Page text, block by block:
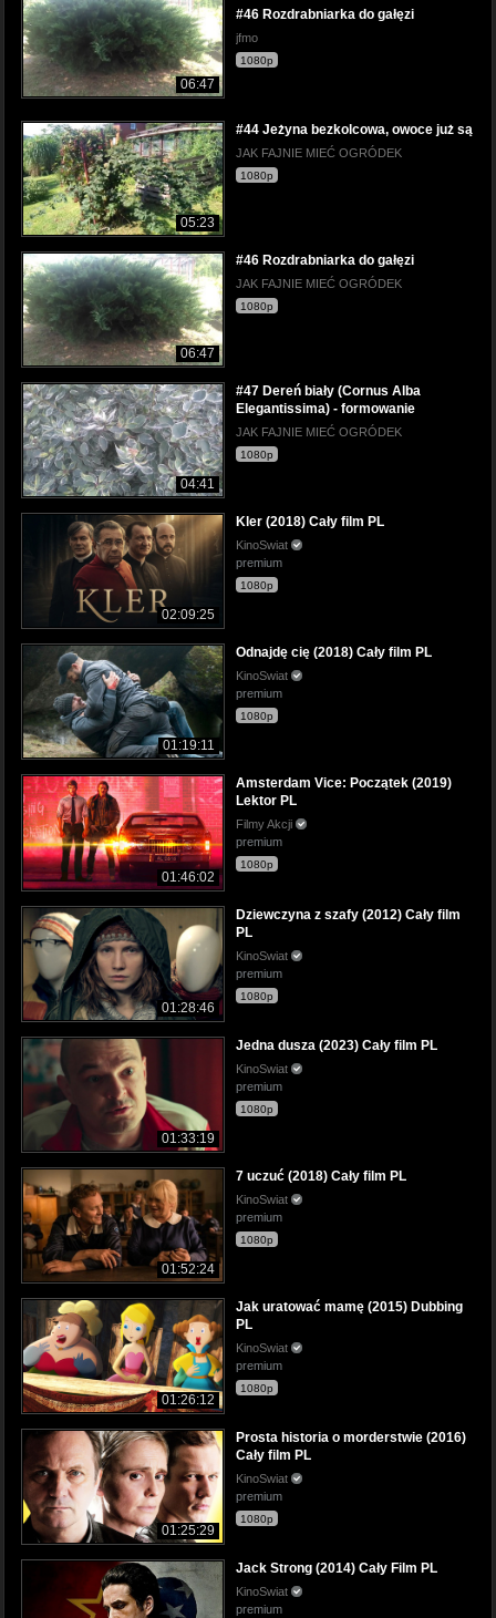
06:47
#46 Rozdrabniarka do gałęzi
jfmo
1080p
05:23
#44 Jeżyna bezkolcowa, owoce już są
JAK FAJNIE MIEĆ OGRÓDEK
1080p
06:47
#46 Rozdrabniarka do gałęzi
JAK FAJNIE MIEĆ OGRÓDEK
1080p
04:41
#47 Dereń biały (Cornus Alba
Elegantissima) - formowanie
JAK FAJNIE MIEĆ OGRÓDEK
1080p
02:09:25
Kler (2018) Cały film PL
KinoSwiat
premium
1080p
01:19:11
Odnajdę cię (2018) Cały film PL
KinoSwiat
premium
1080p
01:46:02
Amsterdam Vice: Początek (2019)
Lektor PL
Filmy Akcji
premium
1080p
01:28:46
Dziewczyna z szafy (2012) Cały film
PL
KinoSwiat
premium
1080p
01:33:19
Jedna dusza (2023) Cały film PL
KinoSwiat
premium
1080p
01:52:24
7 uczuć (2018) Cały film PL
KinoSwiat
premium
1080p
01:26:12
Jak uratować mamę (2015) Dubbing
PL
KinoSwiat
premium
1080p
01:25:29
Prosta historia o morderstwie (2016)
Cały film PL
KinoSwiat
premium
1080p
Jack Strong (2014) Cały Film PL
KinoSwiat
premium